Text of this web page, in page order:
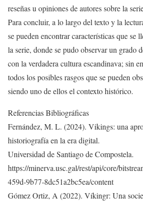
reseñas u opiniones de autores sobre la
Para concluir, a lo largo del texto y la
se pueden encontrar características que se
la serie, donde se pudo observar un grado
con la verdadera cultura escandinava; sin
todos los posibles rasgos que se pueden
siendo uno de ellos el contexto histórico.
Referencias Bibliográficas
Fernández, M. L. (2024). Vikings: una
historiografía en la era digital.
Universidad de Santiago de Compostela.
https://minerva.usc.gal/rest/api/core/
459d-9b77-8dc51a2bc5ea/content
Gómez Ortiz, A (2022). Víkingr: Una